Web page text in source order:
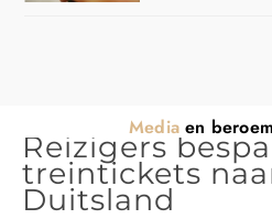
Mediaen
Reizigers
treintickets
Duitsland